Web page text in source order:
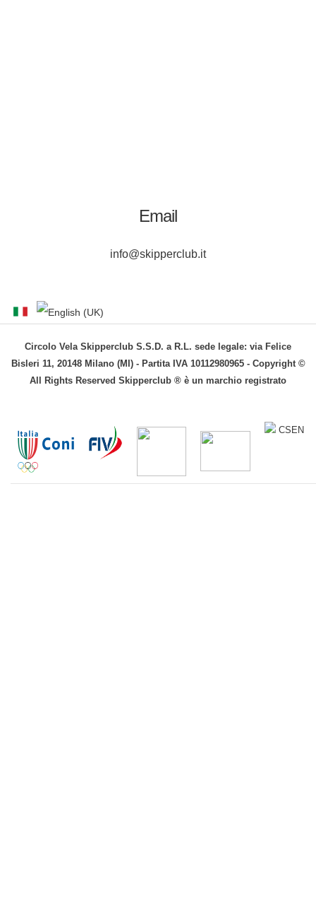
Email
info@skipperclub.it
Circolo Vela Skipperclub S.S.D. a R.L. sede legale: via Felice
Bisleri 11, 20148 Milano (MI) - Partita IVA 10112980965 - Copyright ©
All Rights Reserved Skipperclub ® è un marchio registrato